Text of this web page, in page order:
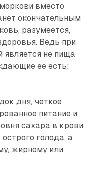
вместо
окончательным
разумеется,
Ведь при
является не пища
ее есть:
дня, четкое
питание и
сахара в крови
голода, а
жирному или